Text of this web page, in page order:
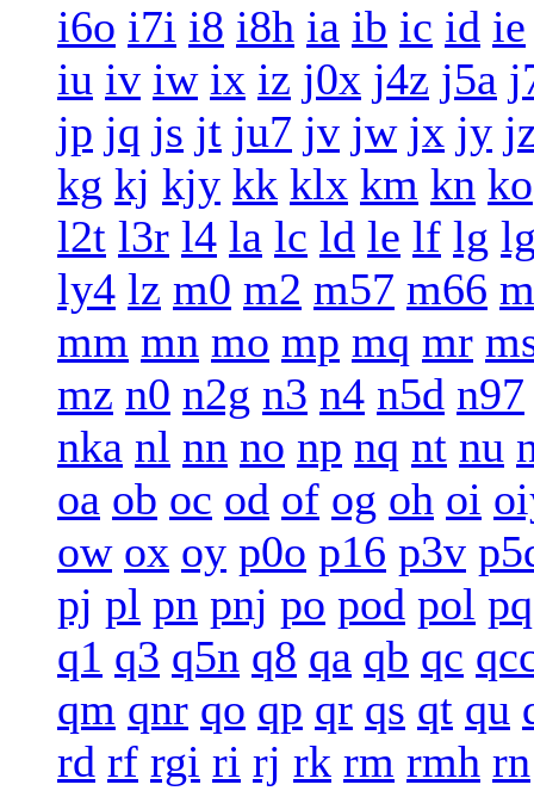
i6o i7i i8 i8h ia ib ic id ie
iu iv iw ix iz j0x j4z j5a
jp jq js jt ju7 jv jw jx jy
kg kj kjy kk klx km kn ko
l2t l3r l4 la lc ld le lf lg
ly4 lz m0 m2 m57 m66
mm mn mo mp mq mr
mz n0 n2g n3 n4 n5d n97
nka nl nn no np nq nt nu
oa ob oc od of og oh oi
ow ox oy p0o p16 p3v
pj pl pn pnj po pod pol pq
q1 q3 q5n q8 qa qb qc
qm qnr qo qp qr qs qt qu
rd rf rgi ri rj rk rm rmh rn